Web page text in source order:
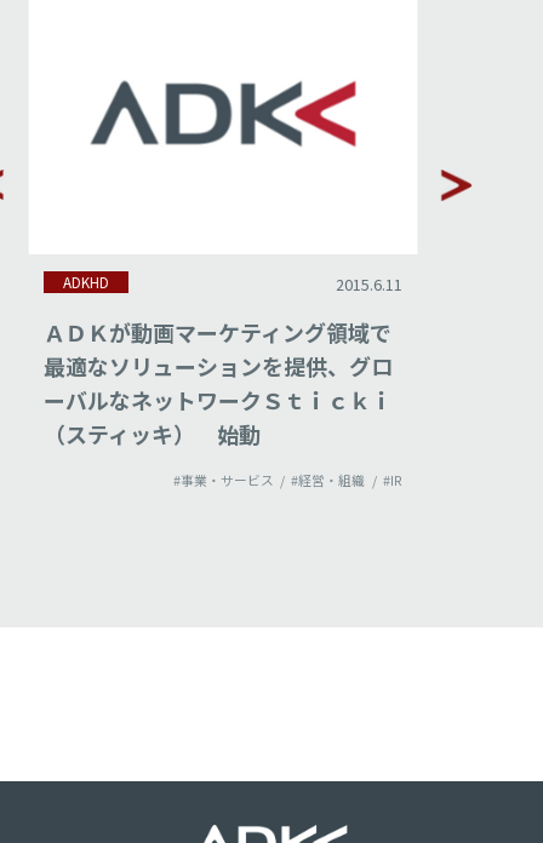
ADKHD 2015.6.11
ＡＤＫが動画マーケティング領域で
最適なソリューションを提供、グロ
ーバルなネットワークＳｔｉｃｋｉ
（スティッキ） 始動
#事業・サービス #経営・組織 #IR